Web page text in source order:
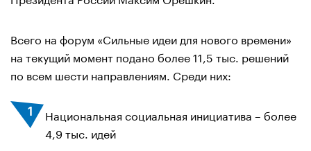
Всего на форум «Сильные идеи для нового времени»
на текущий момент подано более 11,5 тыс. решений
по всем шести направлениям. Среди них:
Национальная социальная инициатива – более
4,9 тыс. идей